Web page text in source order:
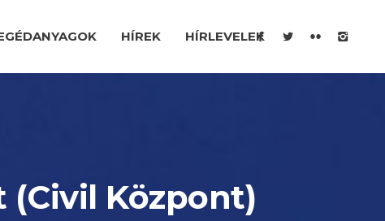
HÍREK HÍRLEVELEK
(Civil Központ)